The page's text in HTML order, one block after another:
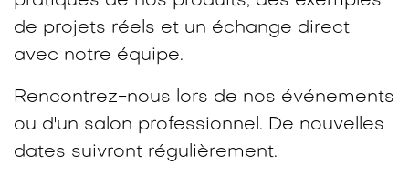
de projets réels et un échange direct
avec notre équipe.​
Rencontrez-nous lors de nos événements
ou d'un salon professionnel. De nouvelles
dates suivront régulièrement.